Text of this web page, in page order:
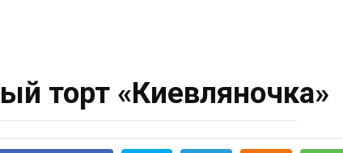
торт «Киевляночка»